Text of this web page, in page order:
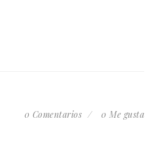
0 Comentarios 0 Me gusta